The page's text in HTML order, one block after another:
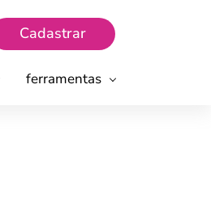
Cadastrar
ferramentas